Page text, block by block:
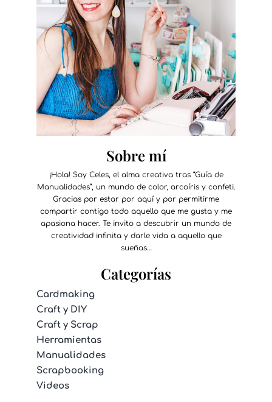
Sobre mí
¡Hola! Soy Celes, el alma creativa tras “Guía de
Manualidades”, un mundo de color, arcoíris y confeti.
Gracias por estar por aquí y por permitirme
compartir contigo todo aquello que me gusta y me
apasiona hacer. Te invito a descubrir un mundo de
creatividad infinita y darle vida a aquello que
sueñas…
Categorías
Cardmaking
Craft y DIY
Craft y Scrap
Herramientas
Manualidades
Scrapbooking
Videos